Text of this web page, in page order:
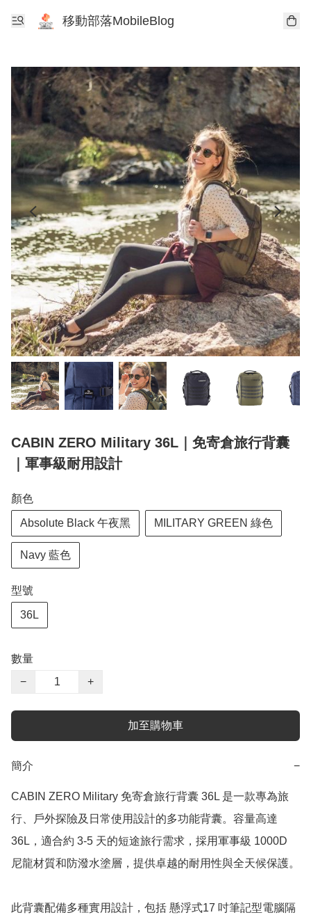
移動部落MobileBlog
CABIN ZERO Military 36L｜免寄倉旅行背囊
｜軍事級耐用設計
顏色
Absolute Black 午夜黑 MILITARY GREEN 綠色
Navy 藍色
型號
36L
數量
−
+
加至購物車
簡介 −
CABIN ZERO Military 免寄倉旅行背囊 36L 是一款專為旅
行、戶外探險及日常使用設計的多功能背囊。容量高達
36L，適合約 3-5 天的短途旅行需求，採用軍事級 1000D
尼龍材質和防潑水塗層，提供卓越的耐用性與全天候保護。
此背囊配備多種實用設計，包括 懸浮式17 吋筆記型電腦隔